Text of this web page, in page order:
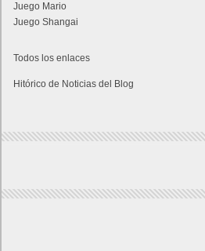
Juego Mario
Juego Shangai
Todos los enlaces
Hitórico de Noticias del Blog